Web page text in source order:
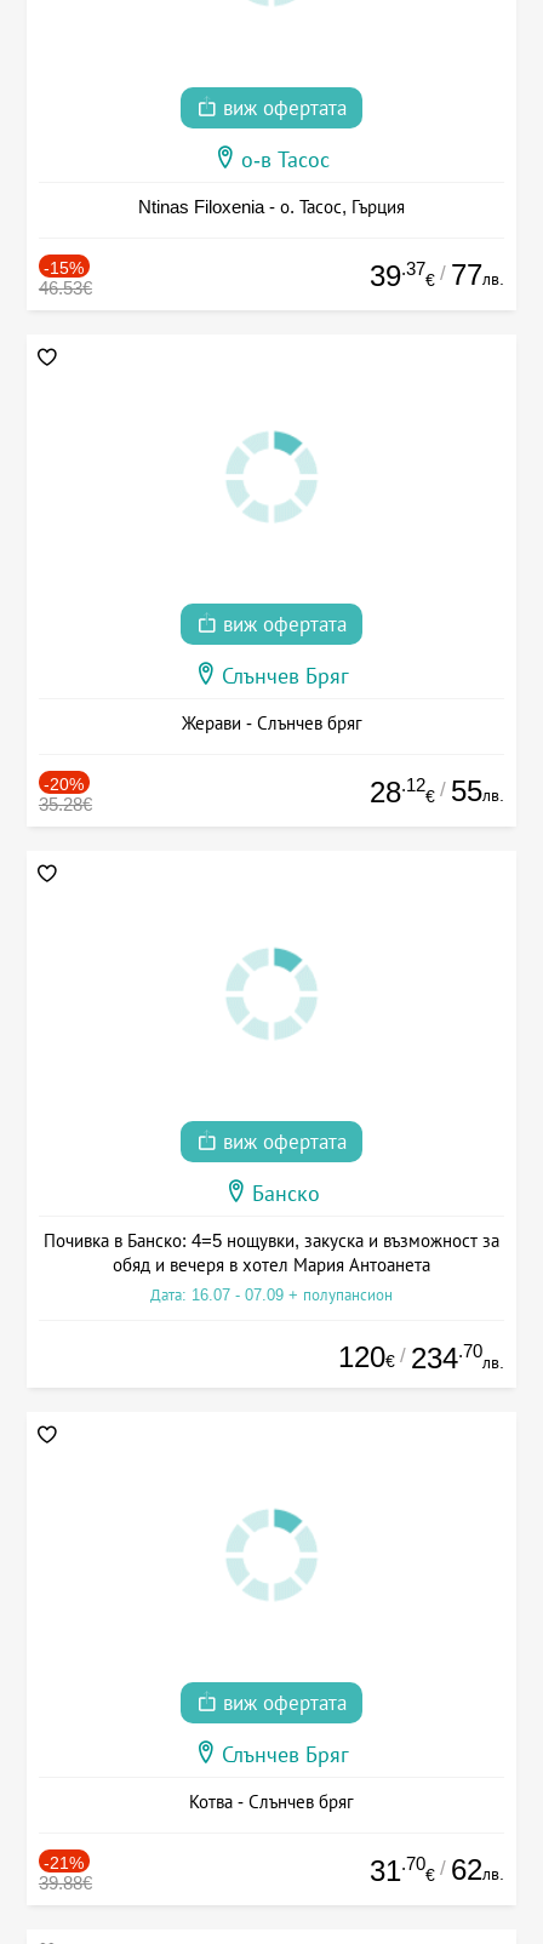
виж офертата
о-в Тасос
Ntinas Filoxenia - о. Тасос, Гърция
-15%
46.53€ 39.37
€ / 77лв.
виж офертата
Слънчев Бряг
Жерави - Слънчев бряг
-20%
35.28€ 28.12
€ / 55лв.
виж офертата
Банско
Почивка в Банско: 4=5 нощувки, закуска и възможност за
обяд и вечеря в хотел Мария Антоанета
Дата: 16.07 - 07.09 + полупансион
120€ / 234.70
лв.
виж офертата
Слънчев Бряг
Котва - Слънчев бряг
-21%
39.88€ 31.70
€ / 62лв.